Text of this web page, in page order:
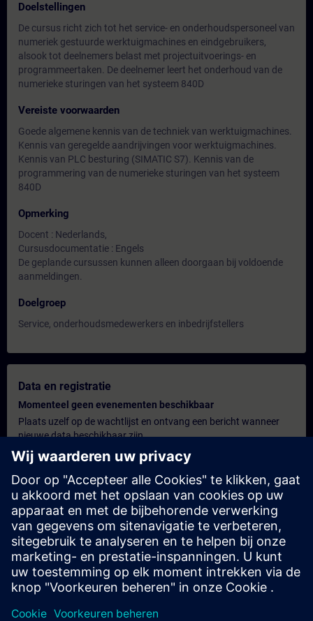
Doelstellingen
De cursus richt zich tot het service- en onderhoudspersoneel van
numeriek gestuurde werktuigmachines en eindgebruikers,
alsook tot deelnemers belast met projectuitvoerings- en
programmeertaken. De deelnemer leert het onderhoud van de
numerieke sturingen van het systeem 840D
Vereiste voorwaarden
Goede algemene kennis van de techniek van werktuigmachines.
Kennis van geregelde aandrijvingen voor werktuigmachines.
Kennis van PLC besturing (SIMATIC S7). Kennis van de
programmering van de numerieke sturingen van het systeem
840D
Opmerking
Docent : Nederlands,
Cursusdocumentatie : Engels
De geplande cursussen kunnen alleen doorgaan bij voldoende
aanmeldingen.
Doelgroep
Service, onderhoudsmedewerkers en inbedrijfstellers
Data en registratie
Momenteel geen evenementen beschikbaar
Plaats uzelf op de wachtlijst en ontvang een bericht wanneer
nieuwe data beschikbaar zijn.
Hou me op de hoogte
Persoonlijk offerte
U wenst een gepersonaliseerde offerte? Na het verstrekken van
uw persoonlijke gegevens sturen wij u onmiddellijk een
gepersonaliseerde aanbieding naar uw e-mailadres.
Stuur een persoonlijke offerte